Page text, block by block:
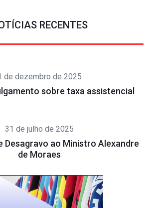
RECENTES
de dezembro de 2025
sobre taxa assistencial
31 de julho de 2025
Desagravo ao Ministro Alexandre
de Moraes